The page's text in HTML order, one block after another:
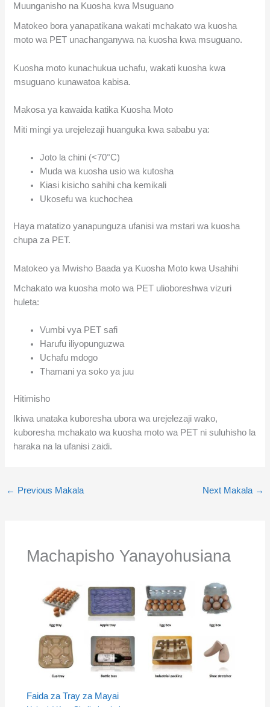
Muunganisho na Kuosha kwa Msuguano
Matokeo bora yanapatikana wakati mchakato wa kuosha
moto wa PET unachanganywa na kuosha kwa msuguano.
Kuosha moto kunachukua uchafu, wakati kuosha kwa
msuguano kunawatoa kabisa.
Makosa ya kawaida katika Kuosha Moto
Miti mingi ya urejelezaji huanguka kwa sababu ya:
Joto la chini (<70°C)
Muda wa kuosha usio wa kutosha
Kiasi kisicho sahihi cha kemikali
Ukosefu wa kuchochea
Haya matatizo yanapunguza ufanisi wa mstari wa kuosha
chupa za PET.
Matokeo ya Mwisho Baada ya Kuosha Moto kwa Usahihi
Mchakato wa kuosha moto wa PET ulioboreshwa vizuri
huleta:
Vumbi vya PET safi
Harufu iliyopunguzwa
Uchafu mdogo
Thamani ya soko ya juu
Hitimisho
Ikiwa unataka kuboresha ubora wa urejelezaji wako,
kuboresha mchakato wa kuosha moto wa PET ni suluhisho la
haraka na la ufanisi zaidi.
← Previous Makala Next Makala →
Machapisho Yanayohusiana
Faida za Tray za Mayai